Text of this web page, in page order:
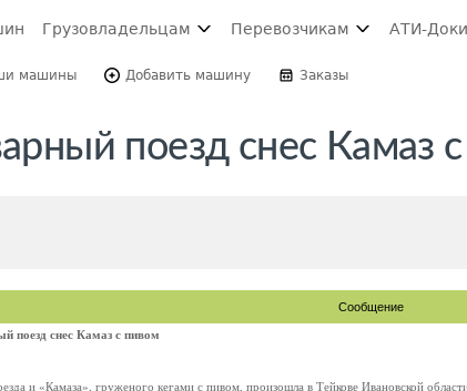
Грузовладельцам Перевозчикам АТИ-Доки
машины Добавить машину Заказы
поезд снес Камаз
Сообщение
поезд снес Камаз с пивом
и «Камаза», груженого кегами с пивом, произошла в Тейкове Ивановской